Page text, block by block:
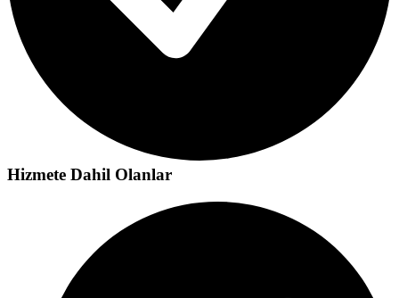
Hizmete Dahil Olanlar